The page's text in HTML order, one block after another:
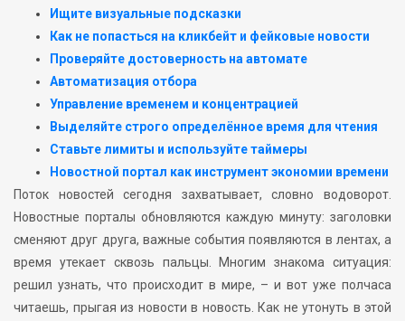
Ищите визуальные подсказки
Как не попасться на кликбейт и фейковые новости
Проверяйте достоверность на автомате
Автоматизация отбора
Управление временем и концентрацией
Выделяйте строго определённое время для чтения
Ставьте лимиты и используйте таймеры
Новостной портал как инструмент экономии времени
Поток новостей сегодня захватывает, словно водоворот.
Новостные порталы обновляются каждую минуту: заголовки
сменяют друг друга, важные события появляются в лентах, а
время утекает сквозь пальцы. Многим знакома ситуация:
решил узнать, что происходит в мире, – и вот уже полчаса
читаешь, прыгая из новости в новость. Как не утонуть в этой